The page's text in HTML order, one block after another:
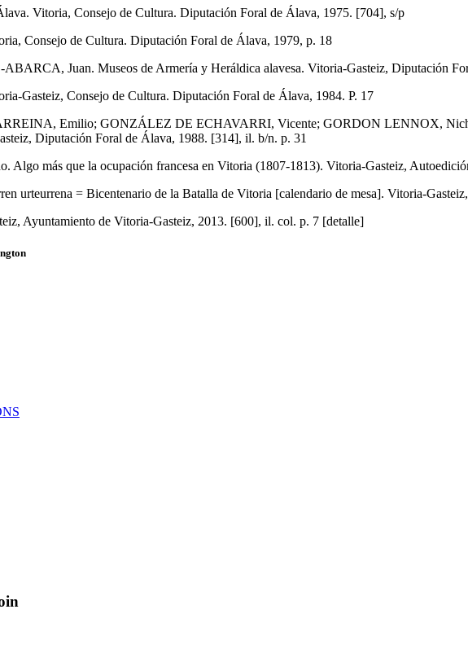
Vitoria, Consejo de Cultura. Diputación Foral de Álava, 1975. [704], s/p
Consejo de Cultura. Diputación Foral de Álava, 1979, p. 18
Juan. Museos de Armería y Heráldica alavesa. Vitoria-Gasteiz, Diputación
Gasteiz, Consejo de Cultura. Diputación Foral de Álava, 1984. P. 17
Emilio; GONZÁLEZ DE ECHAVARRI, Vicente; GORDON LENNOX,
Diputación Foral de Álava, 1988. [314], il. b/n. p. 31
más que la ocupación francesa en Vitoria (1807-1813). Vitoria-Gasteiz,
urteurrena = Bicentenario de la Batalla de Vitoria [calendario de mesa]. Vitoria-
Ayuntamiento de Vitoria-Gasteiz, 2013. [600], il. col. p. 7 [detalle]